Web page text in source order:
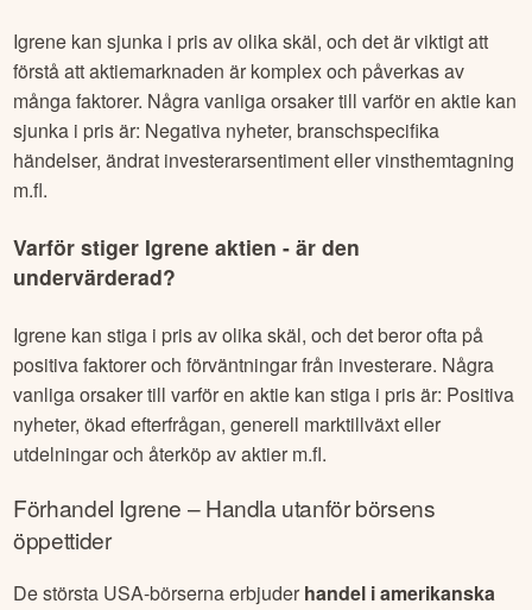
Igrene kan sjunka i pris av olika skäl, och det är viktigt att
förstå att aktiemarknaden är komplex och påverkas av
många faktorer. Några vanliga orsaker till varför en aktie kan
sjunka i pris är: Negativa nyheter, branschspecifika
händelser, ändrat investerarsentiment eller vinsthemtagning
m.fl.
Varför stiger Igrene aktien - är den
undervärderad?
Igrene kan stiga i pris av olika skäl, och det beror ofta på
positiva faktorer och förväntningar från investerare. Några
vanliga orsaker till varför en aktie kan stiga i pris är: Positiva
nyheter, ökad efterfrågan, generell marktillväxt eller
utdelningar och återköp av aktier m.fl.
Förhandel Igrene – Handla utanför börsens
öppettider
De största USA-börserna erbjuder handel i amerikanska